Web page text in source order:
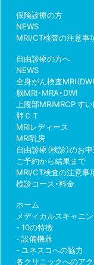
保険診療の方
NEWS
MRI/CT検査の注意事
自由診療の方へ
NEWS
全身がん検査MRI（
脳MRI・MRA・DWI
上腹部MRIMRCP す
肺ＣＴ
MRIレディース
MRI乳房
自由診療（検診）のお
ご予約から結果まで
MRI/CT検査の注意事
検診コース・料金
ホーム
メディカルスキャニ
10の特徴
設備機器
ユネスコへの協力
各クリニックへのア